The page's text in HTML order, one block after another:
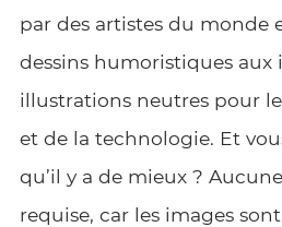
par des artistes du monde
dessins humoristiques aux
illustrations neutres pour
et de la technologie. Et
qu’il y a de mieux ?
requise, car les images